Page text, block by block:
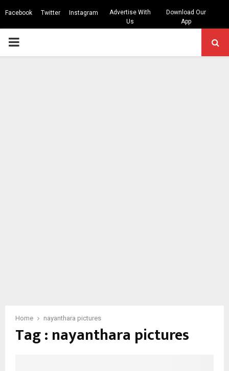
Facebook Twitter Instagram
Advertise With
Us
Download Our
App
PRIMARY
Home nayanthara pictures
Tag : nayanthara pictures